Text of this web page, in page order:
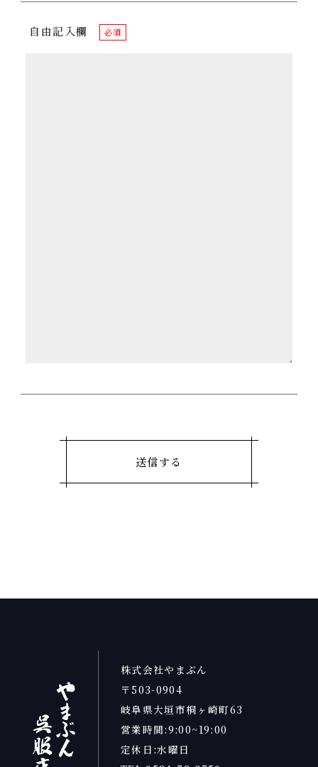
自由記入欄 必須
株式会社やまぶん
〒503-0904
岐阜県大垣市桐ヶ崎町63
営業時間:9:00~19:00
定休日:水曜日